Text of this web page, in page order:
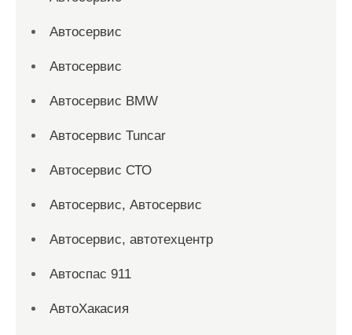
Автосервис
Автосервис
Автосервис BMW
Автосервис Tuncar
Автосервис СТО
Автосервис, Автосервис
Автосервис, автотехцентр
Автоспас 911
АвтоХакасия